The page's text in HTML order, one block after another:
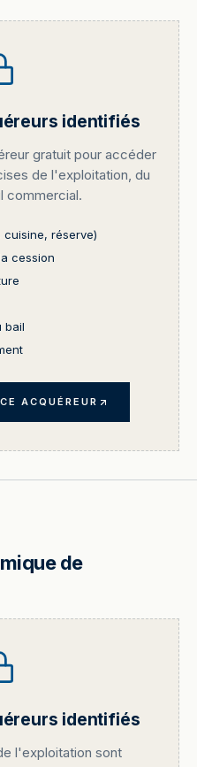
identifiés
gratuit pour accéder
de l'exploitation, du
commercial.
réserve)
cession
bail
ACQUÉREUR
de
identifiés
l'exploitation sont